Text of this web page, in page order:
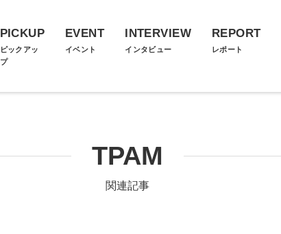
PICKUP
ピックアッ
プ
EVENT
イベント
INTERVIEW
インタビュー
REPORT
レポート
TPAM
関連記事